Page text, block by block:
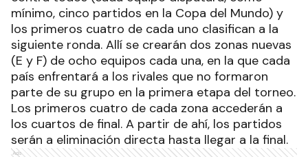
mínimo, cinco partidos en la Copa del Mundo) y
los primeros cuatro de cada uno clasifican a la
siguiente ronda. Allí se crearán dos zonas nuevas
(E y F) de ocho equipos cada una, en la que cada
país enfrentará a los rivales que no formaron
parte de su grupo en la primera etapa del torneo.
Los primeros cuatro de cada zona accederán a
los cuartos de final. A partir de ahí, los partidos
serán a eliminación directa hasta llegar a la final.
Ads